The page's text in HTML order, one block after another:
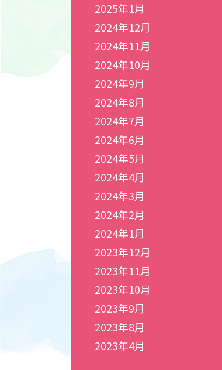
2025年1月
2024年12月
2024年11月
2024年10月
2024年9月
2024年8月
2024年7月
2024年6月
2024年5月
2024年4月
2024年3月
2024年2月
2024年1月
2023年12月
2023年11月
2023年10月
2023年9月
2023年8月
2023年4月